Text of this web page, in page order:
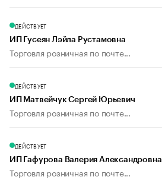
ДЕЙСТВУЕТ
ИП Гусеян Лэйла Рустамовна
Торговля розничная по почте...
ДЕЙСТВУЕТ
ИП Матвейчук Сергей Юрьевич
Торговля розничная по почте...
ДЕЙСТВУЕТ
ИП Гафурова Валерия Александровна
Торговля розничная по почте...